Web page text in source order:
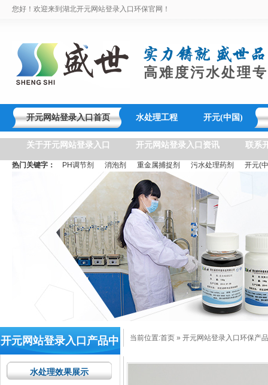
您好！欢迎来到湖北开元网站登录入口环保官网！
高难度污水处理
开元网站登录入口首页 水处理工程 开元(中国)
关于开元网站登录入口 开元网站登录入口资讯 联系
热门关键字： PH调节剂 消泡剂 重金属捕捉剂 污水处理药剂 开元(
开元网站登录入口产品中
心
水处理效果展示
当前位置:首页 » 开元网站登录入口环保产